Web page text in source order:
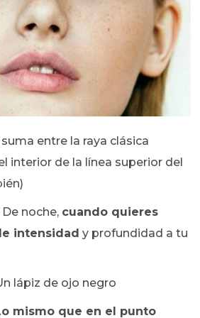
suma entre la raya clásica
interior de la línea superior del
De noche, cuando quieres
intensidad y profundidad a tu
lápiz de ojo negro
mismo que en el punto